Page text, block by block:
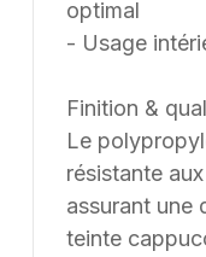
optimal
- Usage
Finition &
Le
résistante
assurant une
teinte